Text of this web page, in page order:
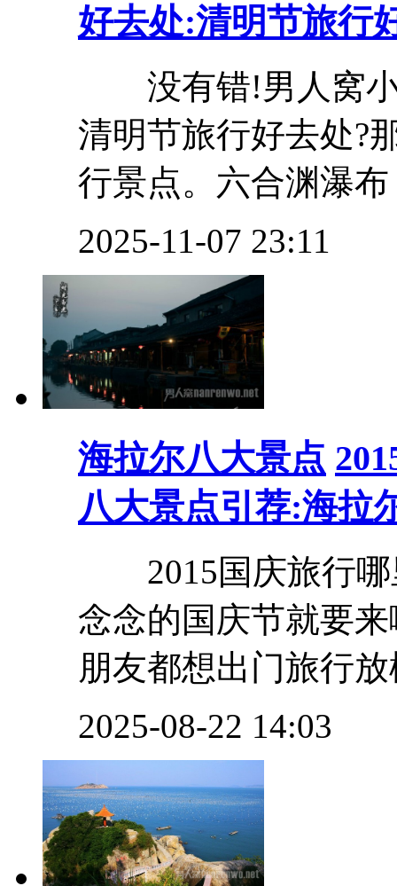
好去处:清明节旅行
没有错!男人窝小
清明节旅行好去处?
行景点。六合渊
2025-11-07 23:11
海拉尔八大景点
八大景点引荐:海拉
2015国庆旅行哪
念念的国庆节就要
朋友都想出门旅行
2025-08-22 14:03